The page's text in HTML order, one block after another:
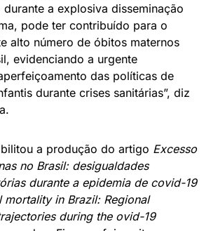
a explosiva disseminação
pode ter contribuído para o
alto número de óbitos maternos
evidenciando a urgente
das políticas de
durante crises sanitárias”, diz
a produção do artigo Excesso
no Brasil: desigualdades
durante a epidemia de covid-19
mortality in Brazil: Regional
during the ovid-19